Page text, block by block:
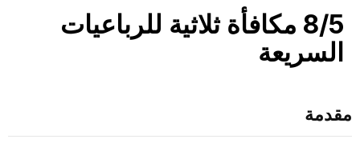
8/5 مكافأة ثلاثية للرباعيات
السريعة
مقدمة